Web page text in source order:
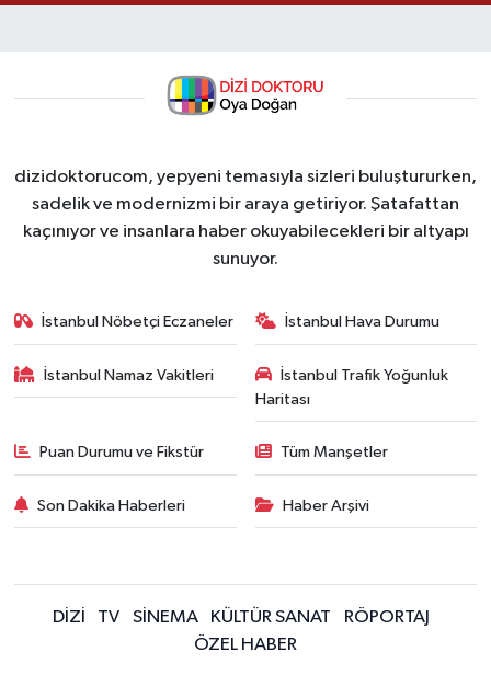
dizidoktorucom, yepyeni temasıyla sizleri buluştururken,
sadelik ve modernizmi bir araya getiriyor. Şatafattan
kaçınıyor ve insanlara haber okuyabilecekleri bir altyapı
sunuyor.
İstanbul Nöbetçi Eczaneler İstanbul Hava Durumu
İstanbul Namaz Vakitleri
İstanbul Trafik Yoğunluk
Haritası
Puan Durumu ve Fikstür Tüm Manşetler
Son Dakika Haberleri Haber Arşivi
DİZİ TV SİNEMA KÜLTÜR SANAT
RÖPORTAJ
ÖZEL HABER